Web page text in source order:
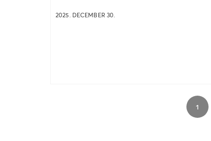
2025. DECEMBER 30.
1